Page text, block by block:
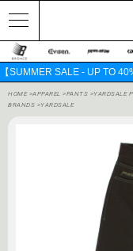
【SUMMER SALE - UP TO
HOME >APPAREL >PANTS >YARDSALE
BRANDS >YARDSALE